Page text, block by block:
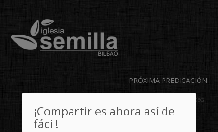
PRÓXIMA PREDICACIÓN
SEG
¡Compartir es ahora así de
fácil!